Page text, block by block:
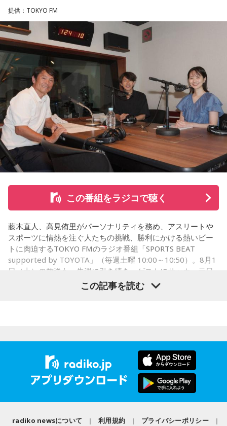
【11位】水瓶座（みずがめ座）
日頃の疲れを癒しましょう。今日はマッサージを受けたり、
心と身体のメンテナンスを意識しましょう。たくさん睡眠を
取ってリフレッシュするのも良さそうです。
【12位】射手座（いて座）
心のモヤモヤが目立つような日です。今日は頑張らず、1人の
時間を大切にしたり、のんびり過ごす時間を持つようにしま
しょう。
【今日の一言メッセージ】
今日は不要なものを手放したり、今後の計画を見直すことを
心掛けると良い日です。
東京・池袋占い館セレーネ所属。10代に占いに出会い、勉
強、コミュニケーションなどの苦手な部分を克服。成績も最
クスを持つ方に寄り添いたいと本格的に占いの世界に進出。
SATORI電話占い月間ランキング連続1位。占いコンテンツ
『莉瑠と龍神様の絶対神託』リリース。
Webサイト：https://selene-uranai.com/
オンライン占いセレーネ：https://online-uranai.jp/
て言葉にすることで、人生をじっくりと見つめ直す時間とな
りました。
続く「人生の最後に流したい私のエンディング曲」のコーナ
ーでは、来場者が選んだ“人生の最後に流したい一曲”にまつわ
る思い出を紹介。音楽を通してこれまでの人生を振り返りな
がら、これからの“自分らしい生き方”を考える時間を共有しま
した。田村は、人生の最後に流したい曲について、「お葬式
で流す曲は決めている。しかも自分の声で流したいと思っ
て、毎日ギターの弾き語りを書斎で練習して、音源として残
しているんです。娘たちにも聴こえているはずだから、お葬
式のときに『パパが弾いてた曲だ』と思ってもらえたら」と
思いを語りました。
コーナー後には、来場者から田村への質疑応答も実施。最後
には、田村がイベントを振り返り、「リスナーの皆さんのエ
ンディング曲の話とかを聞いているだけでも、僕はポジティ
ブになれた。確かに死はすごく悲しいことではあるんだけ
うやって向き合うかということを考える一つのきっかけにな
て「イタコト展」も開催。「誰かの心のこりが、誰かの心の
こりを和らげる」をテーマに、さまざまな「心のこり」に触
れながら、自分自身の想いを見つめ直す機会を届けました。
なお、この模様は8月11日（火・祝）午前9時00分～10時00
提供：TOKYO FM
この番組をラジコで聴く
藤木直人、高見侑里がパーソナリティを務め、アスリートや
スポーツに情熱を注ぐ人たちの挑戦、勝利にかける熱いビー
トに肉迫するTOKYO FMのラジオ番組「SPORTS BEAT
supported by TOYOTA」（毎週土曜 10:00～10:50）。8月1
日（土）の放送も、先週に引き続き、ゲストにサッカー元日
本代表の福田正博さんが登場！ 当記事では、「FIFAワールド
カップ26（以下、W杯）」でブラジルに対する発言が波紋を
（左から）福田正博さん、藤木直人、高見侑里
45試合出場で9ゴールを記録するなど活躍を見せ、1993年に
この記事を読む
radiko newsについて 利用規約
プライバシーポリシー